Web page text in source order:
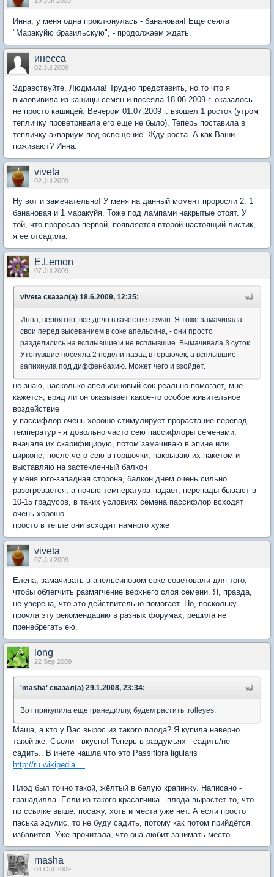
Инна, у меня одна проклюнулась - банановая! Еще сеяла
"Маракуйю бразильскую", - продолжаем ждать.
инесса
02 Jul 2009
Здравствуйте, Людмила! Трудно представить, но то что я
выловивила из кашицы семян и посеяла 18.06.2009 г. оказалось
не просто кашицей. Вечером 01.07.2009 г. взошел 1 росток (утром
тепличку проветривала его еще не было). Теперь поставила в
тепличку-аквариум под освещение. Жду роста. А как Ваши
поживают? Инна.
viveta
02 Jul 2009
Ну вот и замечательно! У меня на данный момент проросли 2: 1
банановая и 1 маракуйя. Тоже под лампами накрытые стоят. У
той, что проросла первой, появляется второй настоящий листик, -
я ее отсадила.
E.Lemon
07 Jul 2009
viveta сказал(а) 18.6.2009, 12:35:
Инна, вероятно, все дело в качестве семян. Я тоже замачивала
свои перед высеванием в соке апельсина, - они просто
разделились на всплывшие и не всплывшие. Вымачивала 3 суток.
Утонувшие посеяла 2 недели назад в горшочек, а всплывшие
запихнула под диффенбахию. Может чего и взойдет.
не знаю, насколько апельсиновый сок реально помогает, мне
кажется, вряд ли он оказывает какое-то особое живительное
воздействие
у пассифлор очень хорошо стимулирует прорастание перепад
температур - я довольно часто сею пассифлоры семенами,
вначале их скарифицирую, потом замачиваю в эпине или
цирконе, после чего сею в горшочки, накрываю их пакетом и
выставляю на застекленный балкон
у меня юго-западная сторона, балкон днем очень сильно
разогревается, а ночью температура падает, перепады бывают в
10-15 градусов, в таких условиях семена пассифлор всходят
очень хорошо
просто в тепле они всходят намного хуже
viveta
07 Jul 2009
Елена, замачивать в апельсиновом соке советовали для того,
чтобы облегчить размягчение верхнего слоя семени. Я, правда,
не уверена, что это действительно помогает. Но, поскольку
прочла эту рекомендацию в разных форумах, решила не
пренебрегать ею.
long
22 Sep 2009
'masha' сказал(а) 29.1.2008, 23:34:
Вот прикупила еще гранедиллу, будем растить :rolleyes:
Маша, а кто у Вас вырос из такого плода? Я купила наверно
такой же. Съели - вкусно! Теперь в раздумьях - садить/не
садить.. В инете нашла что это Passiflora ligulаris
http://ru.wikipedia....
Плод был точно такой, жёлтый в белую крапинку. Написано -
гранадилла. Если из такого красавчика - плода вырастет то, что
по ссылке выше, посажу, хоть и места уже нет. А если просто
паська эдулис, то не буду садить, потому как потом прийдётся
избавится. Уже прочитала, что она любит занимать место.
masha
04 Oct 2009